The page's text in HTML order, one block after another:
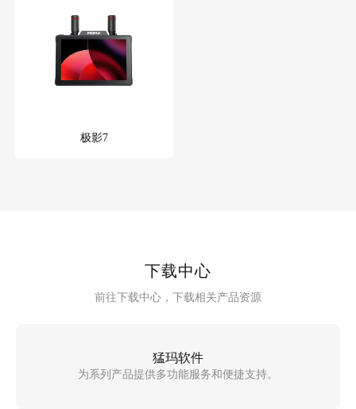
极影7
下载中心
前往下载中心，下载相关产品资源
猛玛软件
为系列产品提供多功能服务和便捷支持。